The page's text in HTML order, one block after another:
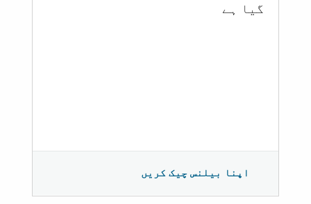
گيا ہے
اپنا بیلنس چیک کریں